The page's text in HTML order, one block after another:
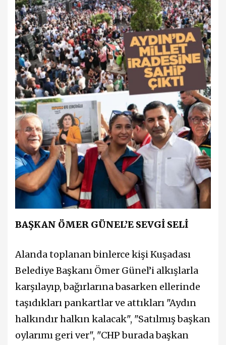
BAŞKAN ÖMER GÜNEL’E SEVGİ SELİ
Alanda toplanan binlerce kişi Kuşadası
Belediye Başkanı Ömer Günel’i alkışlarla
karşılayıp, bağırlarına basarken ellerinde
taşıdıkları pankartlar ve attıkları "Aydın
halkındır halkın kalacak", "Satılmış başkan
oylarımı geri ver", "CHP burada başkan